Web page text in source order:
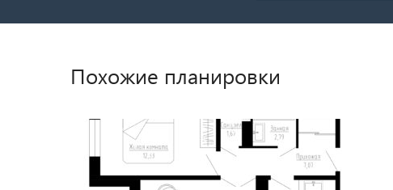
Похожие планировки